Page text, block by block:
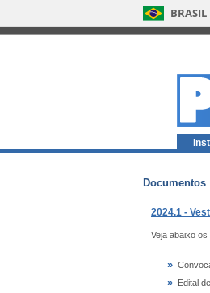
BRASIL
Documentos
2024.1 -
Veja abaixo
»
» Edital